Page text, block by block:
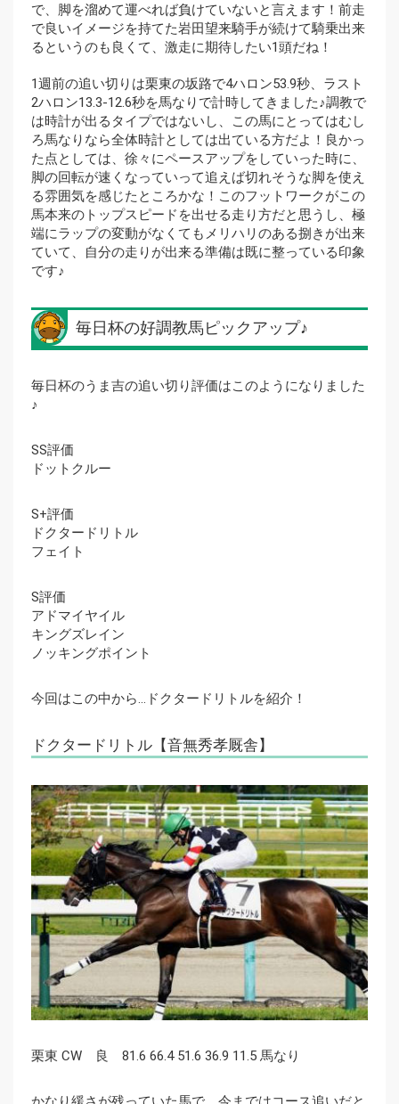
で、脚を溜めて運べれば負けていないと言えます！前走
で良いイメージを持てた岩田望来騎手が続けて騎乗出来
るというのも良くて、激走に期待したい1頭だね！
1週前の追い切りは栗東の坂路で4ハロン53.9秒、ラスト
2ハロン13.3-12.6秒を馬なりで計時してきました♪調教で
は時計が出るタイプではないし、この馬にとってはむし
ろ馬なりなら全体時計としては出ている方だよ！良かっ
た点としては、徐々にペースアップをしていった時に、
脚の回転が速くなっていって追えば切れそうな脚を使え
る雰囲気を感じたところかな！このフットワークがこの
馬本来のトップスピードを出せる走り方だと思うし、極
端にラップの変動がなくてもメリハリのある捌きが出来
ていて、自分の走りが出来る準備は既に整っている印象
です♪
毎日杯の好調教馬ピックアップ♪
毎日杯のうま吉の追い切り評価はこのようになりました
♪
SS評価
ドットクルー
S+評価
ドクタードリトル
フェイト
S評価
アドマイヤイル
キングズレイン
ノッキングポイント
今回はこの中から…ドクタードリトルを紹介！
ドクタードリトル【音無秀孝厩舎】
栗東 CW 良 81.6 66.4 51.6 36.9 11.5 馬なり